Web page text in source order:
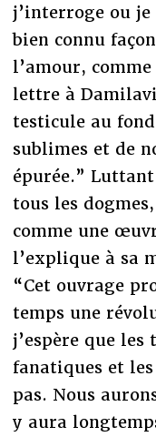
j’interroge ou
bien connu
l’amour,
lettre à
testicule au
sublimes et de
épurée.”
tous les
comme une
l’explique à sa
“Cet ouvrage
temps une
j’espère que les
fanatiques et
pas. Nous
y aura